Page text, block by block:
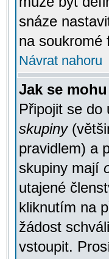
snáze
na soukromé
Návrat nahoru
Jak se
Připojit se
skupiny
pravidlem) a
skupiny mají
utajené
kliknutím na
žádost
vstoupit.